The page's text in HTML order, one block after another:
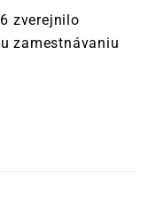
zverejnilo
zamestnávaniu